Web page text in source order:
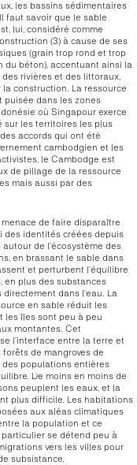
les bassins sédimentaires
faut savoir que le sable
lui, considéré comme
(3) à cause de ses
(grain trop rond et trop
du béton), accentuant ainsi la
rivières et des littoraux,
construction. La ressource
puisée dans les zones
où Singapour exerce
sur les territoires les plus
accords qui ont été
cambodgien et les
le Cambodge est
de pillage de la ressource
mais aussi par des
de faire disparaître
des identités créées depuis
autour de l’écosystème des
en brassant le sable dans
et perturbent l’équilibre
en plus des substances
dans l’eau. La
en sable réduit les
les îles sont peu à peu
montantes. Cet
l’interface entre la terre et
de mangroves de
populations entières
De moins en moins de
peuplent les eaux, et la
plus difficile. Les habitations
aux aléas climatiques
la population et ce
se détend peu à
vers les villes pour
subsistance.